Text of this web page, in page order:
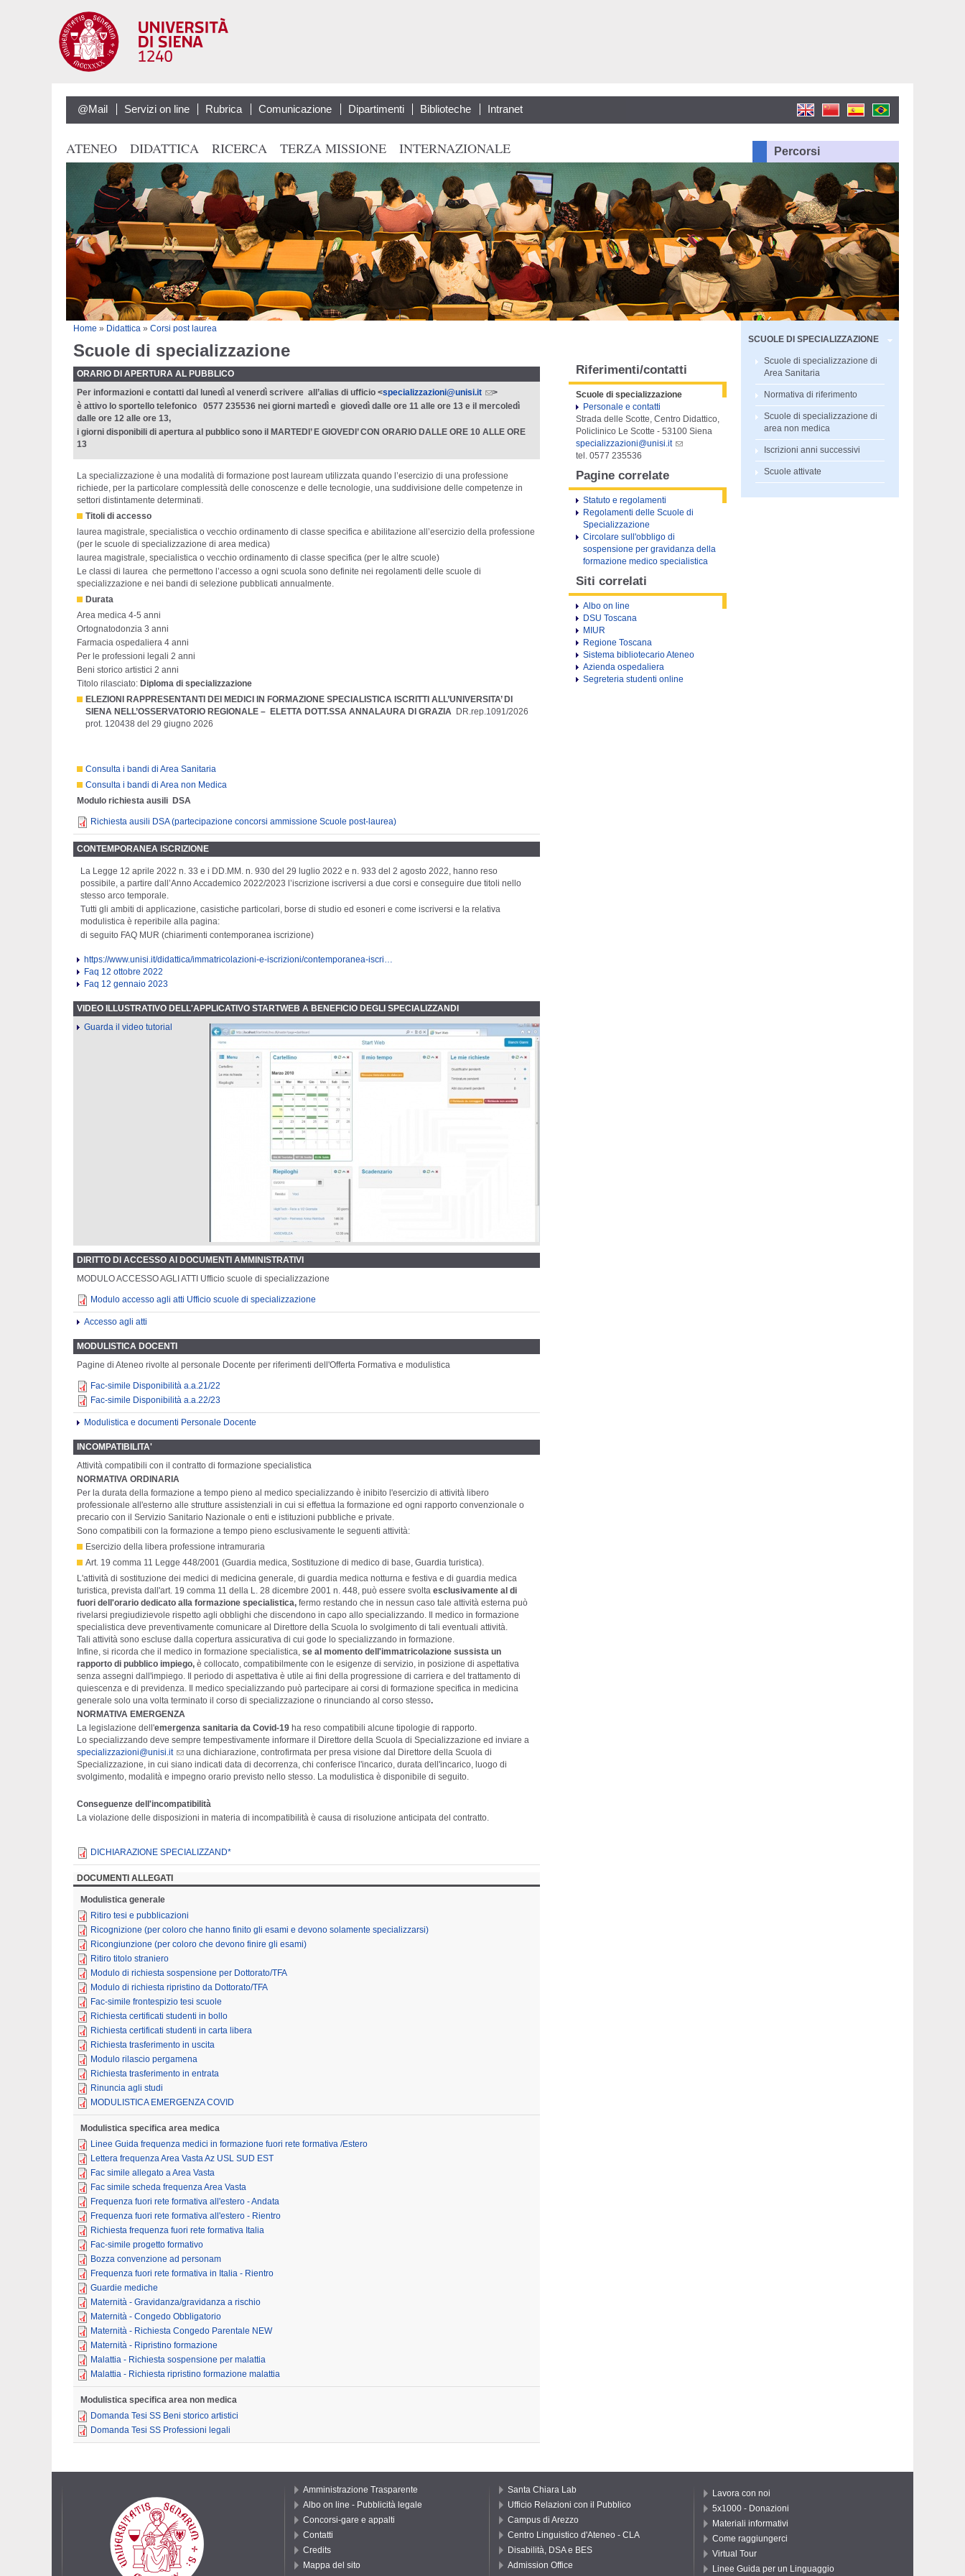
@Mail Servizi on line Rubrica Comunicazione Dipartimenti Biblioteche Intranet
ATENEO DIDATTICA RICERCA TERZA MISSIONE INTERNAZIONALE Percorsi
Tu sei qui
Home » Didattica » Corsi post laurea
Scuole di specializzazione
ORARIO DI APERTURA AL PUBBLICO
Per informazioni e contatti dal lunedì al venerdì scrivere all’alias di ufficio <specializzazioni@unisi.it
>
è attivo lo sportello telefonico 0577 235536 nei giorni martedì e giovedì dalle ore 11 alle ore 13 e il mercoledì
dalle ore 12 alle ore 13,
i giorni disponibili di apertura al pubblico sono il MARTEDI’ E GIOVEDI’ CON ORARIO DALLE ORE 10 ALLE ORE
13
La specializzazione è una modalità di formazione post lauream utilizzata quando l’esercizio di una professione
richiede, per la particolare complessità delle conoscenze e delle tecnologie, una suddivisione delle competenze in
settori distintamente determinati.
Titoli di accesso
laurea magistrale, specialistica o vecchio ordinamento di classe specifica e abilitazione all’esercizio della professione
(per le scuole di specializzazione di area medica)
laurea magistrale, specialistica o vecchio ordinamento di classe specifica (per le altre scuole)
Le classi di laurea che permettono l’accesso a ogni scuola sono definite nei regolamenti delle scuole di
specializzazione e nei bandi di selezione pubblicati annualmente.
Durata
Area medica 4-5 anni
Ortognatodonzia 3 anni
Farmacia ospedaliera 4 anni
Per le professioni legali 2 anni
Beni storico artistici 2 anni
Titolo rilasciato: Diploma di specializzazione
ELEZIONI RAPPRESENTANTI DEI MEDICI IN FORMAZIONE SPECIALISTICA ISCRITTI ALL’UNIVERSITA’ DI
SIENA NELL’OSSERVATORIO REGIONALE – ELETTA DOTT.SSA ANNALAURA DI GRAZIA DR.rep.1091/2026
prot. 120438 del 29 giugno 2026
Consulta i bandi di Area Sanitaria
Consulta i bandi di Area non Medica
Modulo richiesta ausili DSA
Richiesta ausili DSA (partecipazione concorsi ammissione Scuole post-laurea)
CONTEMPORANEA ISCRIZIONE
La Legge 12 aprile 2022 n. 33 e i DD.MM. n. 930 del 29 luglio 2022 e n. 933 del 2 agosto 2022, hanno reso
possibile, a partire dall’Anno Accademico 2022/2023 l’iscrizione iscriversi a due corsi e conseguire due titoli nello
stesso arco temporale.
Tutti gli ambiti di applicazione, casistiche particolari, borse di studio ed esoneri e come iscriversi e la relativa
modulistica è reperibile alla pagina:
di seguito FAQ MUR (chiarimenti contemporanea iscrizione)
https://www.unisi.it/didattica/immatricolazioni-e-iscrizioni/contemporanea-iscri…
Faq 12 ottobre 2022
Faq 12 gennaio 2023
VIDEO ILLUSTRATIVO DELL'APPLICATIVO STARTWEB A BENEFICIO DEGLI SPECIALIZZANDI
Guarda il video tutorial
DIRITTO DI ACCESSO AI DOCUMENTI AMMINISTRATIVI
MODULO ACCESSO AGLI ATTI Ufficio scuole di specializzazione
Modulo accesso agli atti Ufficio scuole di specializzazione
Accesso agli atti
MODULISTICA DOCENTI
Pagine di Ateneo rivolte al personale Docente per riferimenti dell'Offerta Formativa e modulistica
Fac-simile Disponibilità a.a.21/22
Fac-simile Disponibilità a.a.22/23
Modulistica e documenti Personale Docente
INCOMPATIBILITA'
Attività compatibili con il contratto di formazione specialistica
NORMATIVA ORDINARIA
Per la durata della formazione a tempo pieno al medico specializzando è inibito l'esercizio di attività libero
professionale all'esterno alle strutture assistenziali in cui si effettua la formazione ed ogni rapporto convenzionale o
precario con il Servizio Sanitario Nazionale o enti e istituzioni pubbliche e private.
Sono compatibili con la formazione a tempo pieno esclusivamente le seguenti attività:
Esercizio della libera professione intramuraria
Art. 19 comma 11 Legge 448/2001 (Guardia medica, Sostituzione di medico di base, Guardia turistica).
L'attività di sostituzione dei medici di medicina generale, di guardia medica notturna e festiva e di guardia medica
turistica, prevista dall'art. 19 comma 11 della L. 28 dicembre 2001 n. 448, può essere svolta esclusivamente al di
fuori dell'orario dedicato alla formazione specialistica, fermo restando che in nessun caso tale attività esterna può
rivelarsi pregiudizievole rispetto agli obblighi che discendono in capo allo specializzando. Il medico in formazione
specialistica deve preventivamente comunicare al Direttore della Scuola lo svolgimento di tali eventuali attività.
Tali attività sono escluse dalla copertura assicurativa di cui gode lo specializzando in formazione.
Infine, si ricorda che il medico in formazione specialistica, se al momento dell'immatricolazione sussista un
rapporto di pubblico impiego, è collocato, compatibilmente con le esigenze di servizio, in posizione di aspettativa
senza assegni dall'impiego. Il periodo di aspettativa è utile ai fini della progressione di carriera e del trattamento di
quiescenza e di previdenza. Il medico specializzando può partecipare ai corsi di formazione specifica in medicina
generale solo una volta terminato il corso di specializzazione o rinunciando al corso stesso.
NORMATIVA EMERGENZA
La legislazione dell'emergenza sanitaria da Covid-19 ha reso compatibili alcune tipologie di rapporto.
Lo specializzando deve sempre tempestivamente informare il Direttore della Scuola di Specializzazione ed inviare a
specializzazioni@unisi.it
una dichiarazione, controfirmata per presa visione dal Direttore della Scuola di
Specializzazione, in cui siano indicati data di decorrenza, chi conferisce l'incarico, durata dell'incarico, luogo di
svolgimento, modalità e impegno orario previsto nello stesso. La modulistica è disponibile di seguito.
Conseguenze dell'incompatibilità
La violazione delle disposizioni in materia di incompatibilità è causa di risoluzione anticipata del contratto.
DICHIARAZIONE SPECIALIZZAND*
DOCUMENTI ALLEGATI
Modulistica generale
Ritiro tesi e pubblicazioni
Ricognizione (per coloro che hanno finito gli esami e devono solamente specializzarsi)
Ricongiunzione (per coloro che devono finire gli esami)
Ritiro titolo straniero
Modulo di richiesta sospensione per Dottorato/TFA
Modulo di richiesta ripristino da Dottorato/TFA
Fac-simile frontespizio tesi scuole
Richiesta certificati studenti in bollo
Richiesta certificati studenti in carta libera
Richiesta trasferimento in uscita
Modulo rilascio pergamena
Richiesta trasferimento in entrata
Rinuncia agli studi
MODULISTICA EMERGENZA COVID
Modulistica specifica area medica
Linee Guida frequenza medici in formazione fuori rete formativa /Estero
Lettera frequenza Area Vasta Az USL SUD EST
Fac simile allegato a Area Vasta
Fac simile scheda frequenza Area Vasta
Frequenza fuori rete formativa all'estero - Andata
Frequenza fuori rete formativa all'estero - Rientro
Richiesta frequenza fuori rete formativa Italia
Fac-simile progetto formativo
Bozza convenzione ad personam
Frequenza fuori rete formativa in Italia - Rientro
Guardie mediche
Maternità - Gravidanza/gravidanza a rischio
Maternità - Congedo Obbligatorio
Maternità - Richiesta Congedo Parentale NEW
Maternità - Ripristino formazione
Malattia - Richiesta sospensione per malattia
Malattia - Richiesta ripristino formazione malattia
Modulistica specifica area non medica
Domanda Tesi SS Beni storico artistici
Domanda Tesi SS Professioni legali
Riferimenti/contatti
Scuole di specializzazione
Personale e contatti
Strada delle Scotte, Centro Didattico,
Policlinico Le Scotte - 53100 Siena
specializzazioni@unisi.it
tel. 0577 235536
Pagine correlate
Statuto e regolamenti
Regolamenti delle Scuole di
Specializzazione
Circolare sull'obbligo di
sospensione per gravidanza della
formazione medico specialistica
Siti correlati
Albo on line
DSU Toscana
MIUR
Regione Toscana
Sistema bibliotecario Ateneo
Azienda ospedaliera
Segreteria studenti online
SCUOLE DI SPECIALIZZAZIONE
Scuole di specializzazione di
Area Sanitaria
Normativa di riferimento
Scuole di specializzazione di
area non medica
Iscrizioni anni successivi
Scuole attivate
Amministrazione Trasparente
Albo on line - Pubblicità legale
Concorsi-gare e appalti
Contatti
Credits
Mappa del sito
Santa Chiara Lab
Ufficio Relazioni con il Pubblico
Campus di Arezzo
Centro Linguistico d'Ateneo - CLA
Disabilità, DSA e BES
Admission Office
Lavora con noi
5x1000 - Donazioni
Materiali informativi
Come raggiungerci
Virtual Tour
Linee Guida per un Linguaggio